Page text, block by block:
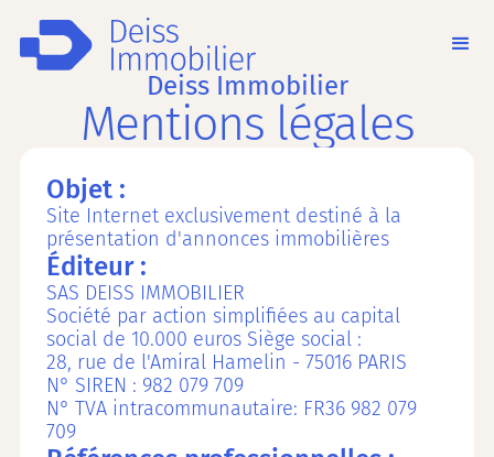
Deiss Immobilier
Mentions légales
Objet :
Site Internet exclusivement destiné à la
présentation d'annonces immobilières
Éditeur :
SAS DEISS IMMOBILIER
Société par action simplifiées au capital
social de 10.000 euros Siège social :
28, rue de l'Amiral Hamelin - 75016 PARIS
N° SIREN : 982 079 709
N° TVA intracommunautaire: FR36 982 079
709